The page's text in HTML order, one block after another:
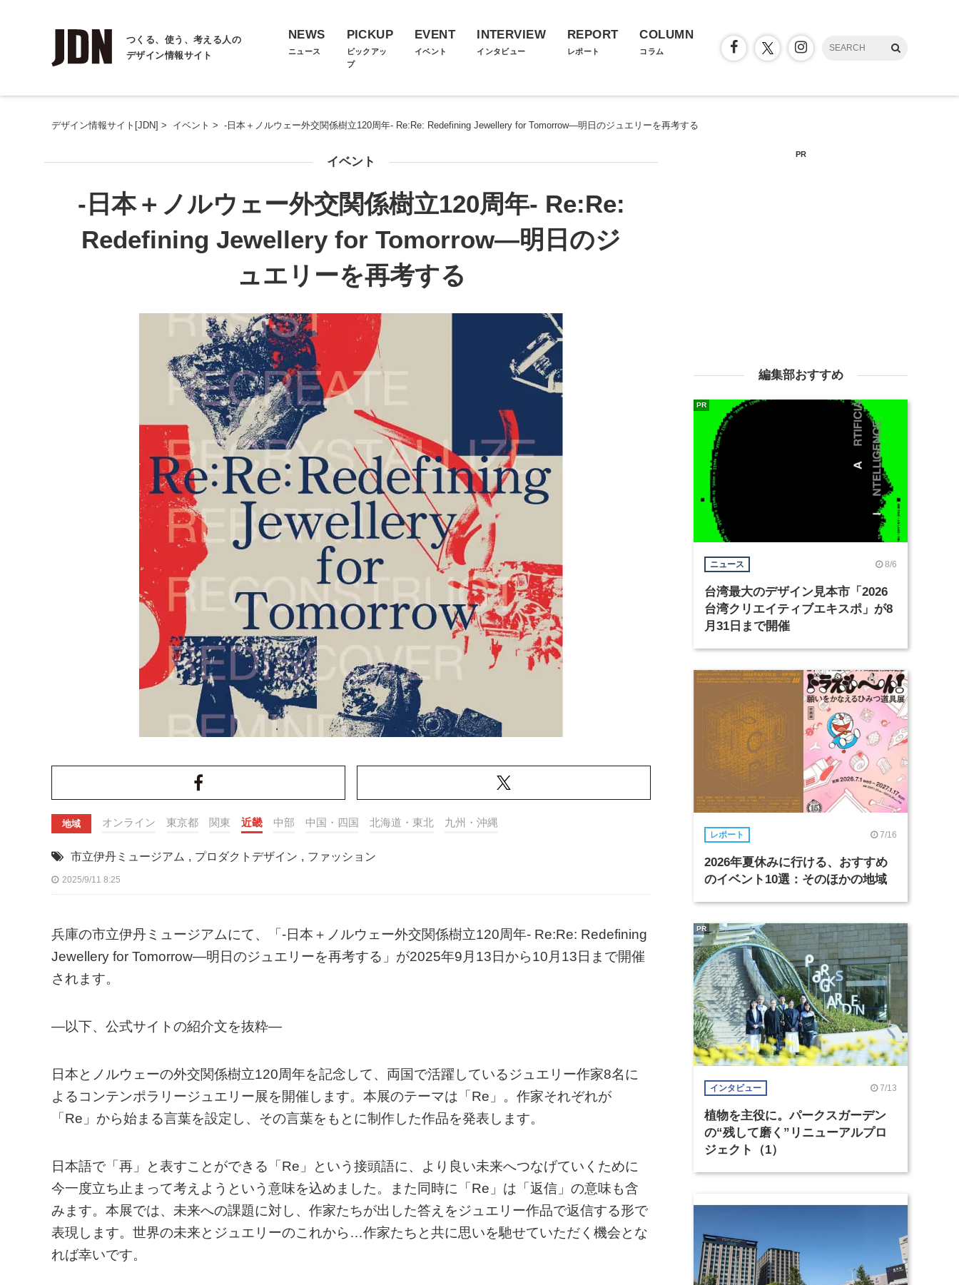
つくる、使う、考える人の
デザイン情報サイト
NEWS
ニュース
PICKUP
ピックアッ
プ
EVENT
イベント
INTERVIEW
インタビュー
REPORT
レポート
COLUMN
コラム
デザイン情報サイト[JDN] > イベント > -日本＋ノルウェー外交関係樹立120周年- Re:Re: Redefining Jewellery for Tomorrow―明日のジュエリーを再考する
イベント
-日本＋ノルウェー外交関係樹立120周年- Re:Re:
Redefining Jewellery for Tomorrow―明日のジ
ュエリーを再考する
地域 オンライン 東京都 関東 近畿 中部 中国・四国 北海道・東北 九州・沖縄
市立伊丹ミュージアム , プロダクトデザイン , ファッション
2025/9/11 8:25
兵庫の市立伊丹ミュージアムにて、「-日本＋ノルウェー外交関係樹立120周年- Re:Re: Redefining
Jewellery for Tomorrow―明日のジュエリーを再考する」が2025年9月13日から10月13日まで開催
されます。
—以下、公式サイトの紹介文を抜粋—
日本とノルウェーの外交関係樹立120周年を記念して、両国で活躍しているジュエリー作家8名に
よるコンテンポラリージュエリー展を開催します。本展のテーマは「Re」。作家それぞれが
「Re」から始まる言葉を設定し、その言葉をもとに制作した作品を発表します。
日本語で「再」と表すことができる「Re」という接頭語に、より良い未来へつなげていくために
今一度立ち止まって考えようという意味を込めました。また同時に「Re」は「返信」の意味も含
みます。本展では、未来への課題に対し、作家たちが出した答えをジュエリー作品で返信する形で
表現します。世界の未来とジュエリーのこれから…作家たちと共に思いを馳せていただく機会とな
れば幸いです。
PR
編集部おすすめ
ニュース 8/6
台湾最大のデザイン見本市「2026
台湾クリエイティブエキスポ」が8
月31日まで開催
PR
レポート 7/16
2026年夏休みに行ける、おすすめ
のイベント10選：そのほかの地域
インタビュー 7/13
植物を主役に。パークスガーデン
の“残して磨く”リニューアルプロ
ジェクト（1）
PR